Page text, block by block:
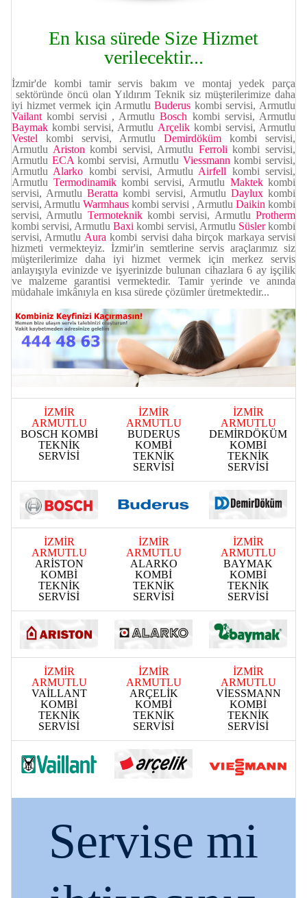
En kısa sürede Size Hizmet
verilecektir...
İzmir'de kombi tamir servis bakım ve montaj yedek parça
sektöründe öncü olan Yıldırım Teknik siz müşterilerimize daha
iyi hizmet vermek için ArmutluBuderus kombi servisi, Armutlu
Vailant kombi servisi , ArmutluBosch kombi servisi, Armutlu
Baymak kombi servisi, Armutlu Arçelikkombi servisi, Armutlu
Vestel kombi servisi, Armutlu Demirdöküm kombi servisi,
Armutlu Ariston kombi servisi, Armutlu Ferroli kombi servisi,
Armutlu ECA kombi servisi, Armutlu Viessmann kombi servisi,
Armutlu Alarko kombi servisi, Armutlu Airfell kombi servisi,
Armutlu Termodinamikkombi servisi, Armutlu Maktekkombi
servisi, ArmutluBeratta kombi servisi, Armutlu Dayluxkombi
servisi, Armutlu Warmhaus kombi servisi , Armutlu Daikin kombi
servisi, Armutlu Termoteknikkombi servisi, ArmutluProtherm
kombi servisi, ArmutluBaxi kombi servisi, Armutlu Süslerkombi
servisi, Armutlu Aura kombi servisi daha birçok markaya servisi
hizmeti vermekteyiz. İzmir'in semtlerine servis araçlarımız siz
müşterilerimize daha iyi hizmet vermek için merkez servis
anlayışıyla evinizde ve işyerinizde bulunan cihazlara 6 ay işçilik
ve malzeme garantisi vermektedir. Tamir yerinde ve anında
müdahale imkânıyla en kısa sürede çözümler üretmektedir...
İZMİR
ARMUTLU
BOSCH KOMBİ
TEKNİK
SERVİSİ
İZMİR
ARMUTLU
BUDERUS
KOMBİ
TEKNİK
SERVİSİ
İZMİR
ARMUTLU
DEMİRDÖKÜM
KOMBİ
TEKNİK
SERVİSİ
İZMİR
ARMUTLU
ARİSTON
KOMBİ
TEKNİK
SERVİSİ
İZMİR
ARMUTLU
ALARKO
KOMBİ
TEKNİK
SERVİSİ
İZMİR
ARMUTLU
BAYMAK
KOMBİ
TEKNİK
SERVİSİ
İZMİR
ARMUTLU
VAİLLANT
KOMBİ
TEKNİK
SERVİSİ
İZMİR
ARMUTLU
ARÇELİK
KOMBİ
TEKNİK
SERVİSİ
İZMİR
ARMUTLU
VİESSMANN
KOMBİ
TEKNİK
SERVİSİ
Servise mi